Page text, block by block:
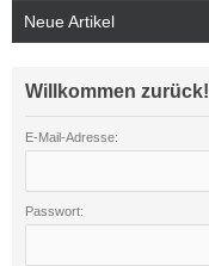
Neue Artikel
Willkommen zurück!
E-Mail-Adresse:
Passwort: